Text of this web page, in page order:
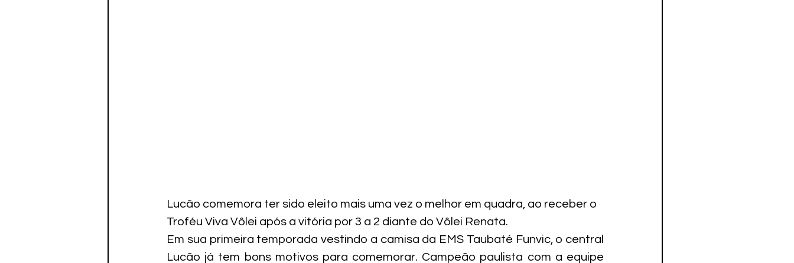
Lucão comemora ter sido eleito mais uma vez o melhor em quadra, ao receber o
Troféu Viva Vôlei após a vitória por 3 a 2 diante do Vôlei Renata.
Em sua primeira temporada vestindo a camisa da EMS Taubaté Funvic, o central
Lucão já tem bons motivos para comemorar. Campeão paulista com a equipe